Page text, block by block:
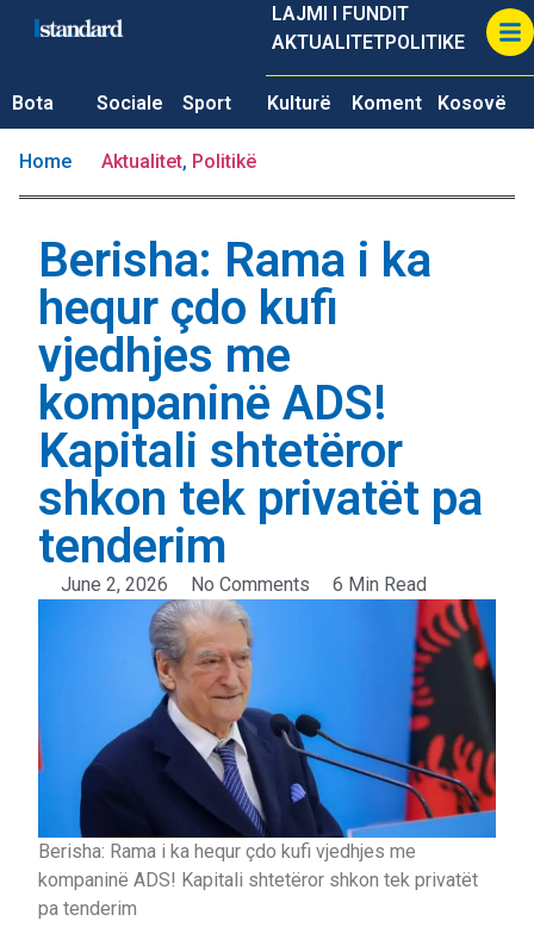
LAJMI I FUNDIT
AKTUALITETPOLITIKE
Bota Sociale Sport Kulturë Koment Kosovë
Home Aktualitet, Politikë
Berisha: Rama i ka
hequr çdo kufi
vjedhjes me
kompaninë ADS!
Kapitali shtetëror
shkon tek privatët pa
tenderim
June 2, 2026 No Comments 6 Min Read
Berisha: Rama i ka hequr çdo kufi vjedhjes me
kompaninë ADS! Kapitali shtetëror shkon tek privatët
pa tenderim